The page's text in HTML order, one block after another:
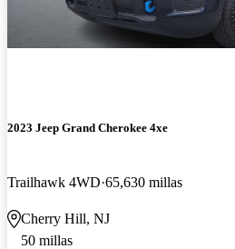
2023 Jeep Grand Cherokee 4xe
Trailhawk 4WD 65,630 millas
Cherry Hill, NJ
50 millas